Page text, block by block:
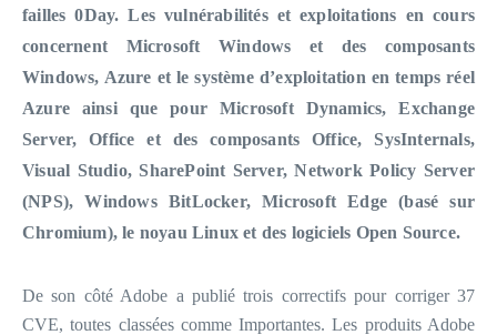
failles 0Day. Les vulnérabilités et exploitations en cours
concernent Microsoft Windows et des composants
Windows, Azure et le système d’exploitation en temps réel
Azure ainsi que pour Microsoft Dynamics, Exchange
Server, Office et des composants Office, SysInternals,
Visual Studio, SharePoint Server, Network Policy Server
(NPS), Windows BitLocker, Microsoft Edge (basé sur
Chromium), le noyau Linux et des logiciels Open Source.
De son côté Adobe a publié trois correctifs pour corriger 37
CVE, toutes classées comme Importantes. Les produits Adobe